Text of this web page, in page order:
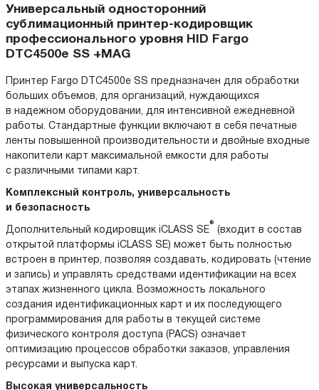
Универсальный односторонний
сублимационный принтер-кодировщик
профессионального уровня HID Fargo
DTC4500e SS +MAG
Принтер Fargo DTC4500e SS предназначен для обработки
больших объемов, для организаций, нуждающихся
в надежном оборудовании, для интенсивной ежедневной
работы. Стандартные функции включают в себя печатные
ленты повышенной производительности и двойные входные
накопители карт максимальной емкости для работы
с различными типами карт.
Комплексный контроль, универсальность
и безопасность
Дополнительный кодировщик iCLASS SE
®
(входит в состав
открытой платформы iCLASS SE) может быть полностью
встроен в принтер, позволяя создавать, кодировать (чтение
и запись) и управлять средствами идентификации на всех
этапах жизненного цикла. Возможность локального
создания идентификационных карт и их последующего
программирования для работы в текущей системе
физического контроля доступа (PACS) означает
оптимизацию процессов обработки заказов, управления
ресурсами и выпуска карт.
Высокая универсальность